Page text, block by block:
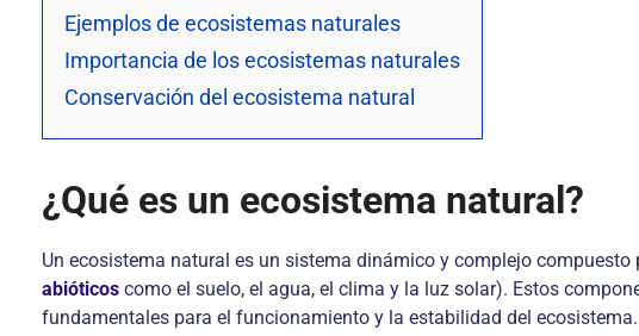
Ejemplos de ecosistemas naturales
Importancia de los ecosistemas naturales
Conservación del ecosistema natural
¿Qué es un ecosistema natural?
Un ecosistema natural es un sistema dinámico y complejo
abióticos como el suelo, el agua, el clima y la luz solar). Estos
fundamentales para el funcionamiento y la estabilidad del ecosistema.